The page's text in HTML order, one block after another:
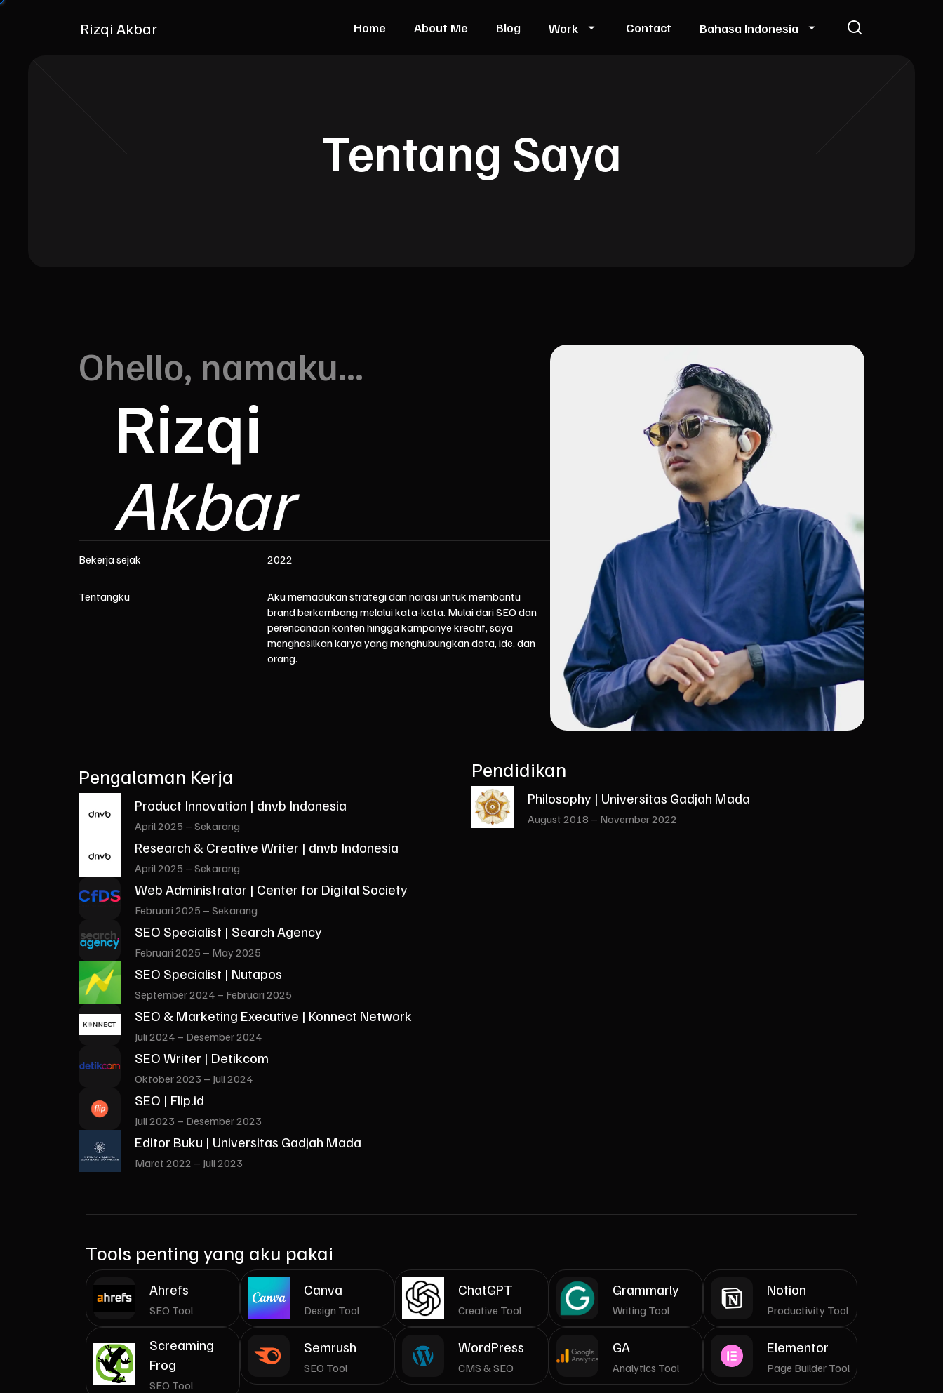
Rizqi Akbar Home About Me Blog Work Contact Bahasa Indonesia
Tentang Saya
Ohello, namaku...
Rizqi
Akbar
Bekerja sejak 2022
Tentangku
Aku memadukan strategi dan narasi untuk membantu
brand berkembang melalui kata-kata. Mulai dari SEO dan
perencanaan konten hingga kampanye kreatif, saya
menghasilkan karya yang menghubungkan data, ide, dan
orang.
Pengalaman Kerja
Product Innovation | dnvb Indonesia
April 2025 – Sekarang
Research & Creative Writer | dnvb Indonesia
April 2025 – Sekarang
Web Administrator | Center for Digital Society
Februari 2025 – Sekarang
SEO Specialist | Search Agency
Februari 2025 – May 2025
SEO Specialist | Nutapos
September 2024 – Februari 2025
SEO & Marketing Executive | Konnect Network
Juli 2024 – Desember 2024
SEO Writer | Detikcom
Oktober 2023 – Juli 2024
SEO | Flip.id
Juli 2023 – Desember 2023
Editor Buku | Universitas Gadjah Mada
Maret 2022 – Juli 2023
Pendidikan
Philosophy | Universitas Gadjah Mada
August 2018 – November 2022
Tools penting yang aku pakai
Ahrefs
SEO Tool
Canva
Design Tool
ChatGPT
Creative Tool
Grammarly
Writing Tool
Notion
Productivity Tool
Screaming
Frog
SEO Tool
Semrush
SEO Tool
WordPress
CMS & SEO
GA
Analytics Tool
Elementor
Page Builder Tool